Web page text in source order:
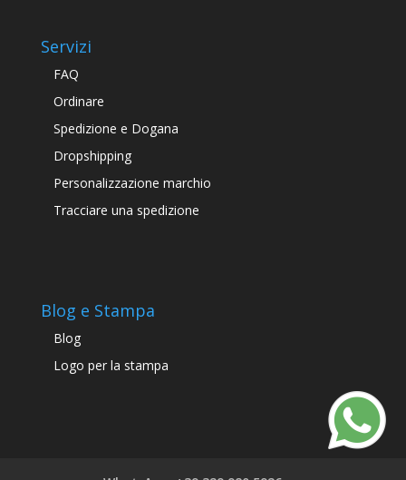
Servizi
FAQ
Ordinare
Spedizione e Dogana
Dropshipping
Personalizzazione marchio
Tracciare una spedizione
Blog e Stampa
Blog
Logo per la stampa